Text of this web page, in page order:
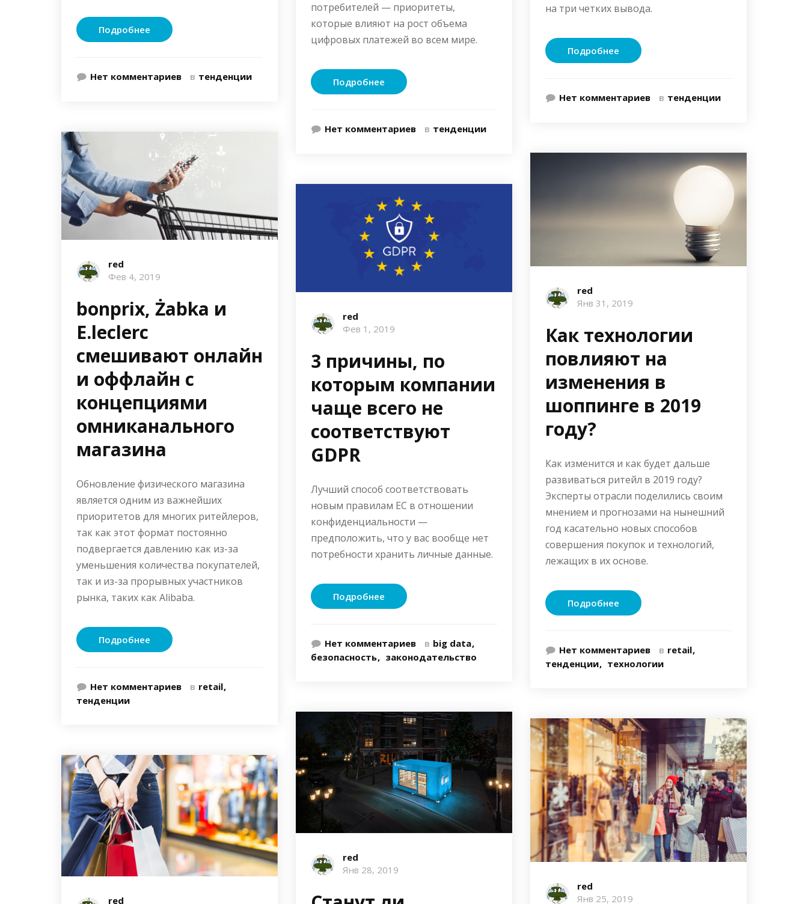
Подробнее
Нет комментариев в тенденции
red
Фев 4, 2019
bonprix, Żabka и
E.leclerc
смешивают онлайн
и оффлайн с
концепциями
омниканального
магазина
Обновление физического магазина
является одним из важнейших
приоритетов для многих ритейлеров,
так как этот формат постоянно
подвергается давлению как из-за
уменьшения количества покупателей,
так и из-за прорывных участников
рынка, таких как Alibaba.
Подробнее
Нет комментариев в retail
тенденции
red
потребителей — приоритеты,
которые влияют на рост объема
цифровых платежей во всем мире.
Подробнее
Нет комментариев в тенденции
red
Фев 1, 2019
3 причины, по
которым компании
чаще всего не
соответствуют
GDPR
Лучший способ соответствовать
новым правилам ЕС в отношении
конфиденциальности —
предположить, что у вас вообще нет
потребности хранить личные данные.
Подробнее
Нет комментариев в big data
безопасность
законодательство
red
Янв 28, 2019
на три четких вывода.
Подробнее
Нет комментариев в тенденции
red
Янв 31, 2019
Как технологии
повлияют на
изменения в
шоппинге в 2019
году?
Как изменится и как будет дальше
развиваться ритейл в 2019 году?
Эксперты отрасли поделились своим
мнением и прогнозами на нынешний
год касательно новых способов
совершения покупок и технологий,
лежащих в их основе.
Подробнее
Нет комментариев в retail
тенденции
технологии
red
Янв 25, 2019